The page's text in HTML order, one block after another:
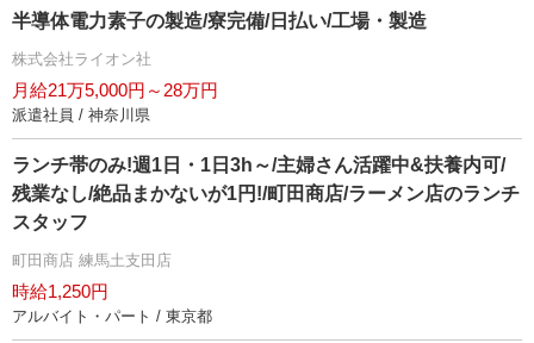
半導体電力素子の製造/寮完備/日払い/工場・製造
株式会社ライオン社
月給21万5,000円～28万円
派遣社員 / 神奈川県
ランチ帯のみ!週1日・1日3h～/主婦さん活躍中&扶養内可/
残業なし/絶品まかないが1円!/町田商店/ラーメン店のランチ
スタッフ
町田商店 練馬土支田店
時給1,250円
アルバイト・パート / 東京都